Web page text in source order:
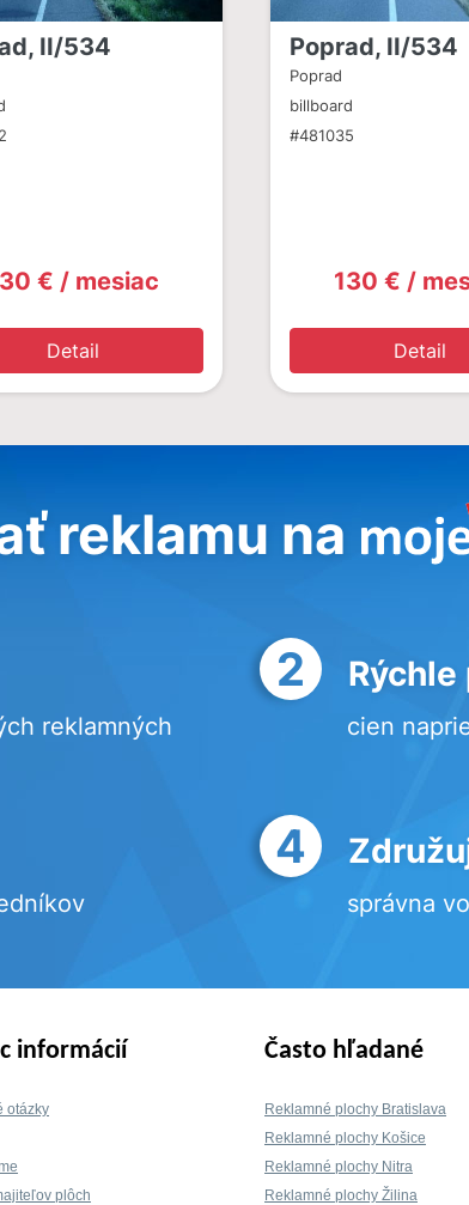
II/534
€ / mesiac
Detail
Poprad, II/534
Poprad
billboard
#481035
130 € /
Detail
reklamu na
reklamných
2 Rýchle
cien
4
správna
informácií
otázky
plôch
Často hľadané
Reklamné plochy Bratislava
Reklamné plochy Košice
Reklamné plochy Nitra
Reklamné plochy Žilina